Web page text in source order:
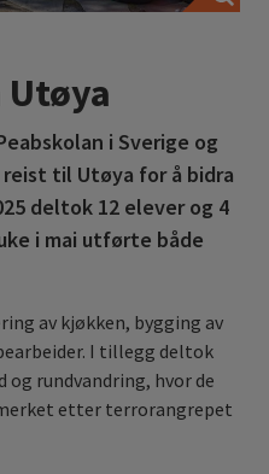
Utøya
i Sverige og
til Utøya for å bidra
deltok 12 elever og 4
i mai utførte både
av kjøkken, bygging av
I tillegg deltok
og rundvandring, hvor de
etter terrorangrepet